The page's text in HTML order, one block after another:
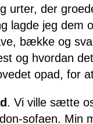
urter, der
lagde jeg dem
bække og
og hvordan
opad, for
. Vi ville sætte
sofaen. Min